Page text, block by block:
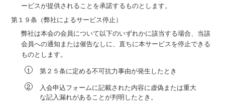
ービスが提供されることを承諾するものとします。
第１９条（弊社によるサービス停止）
弊社は本会の会員について以下のいずれかに該当する場合、当該
会員への通知または催告なしに、直ちに本サービスを停止できる
ものとします。
第２５条に定める不可抗力事由が発生したとき
入会申込フォームに記載された内容に虚偽または重大
な記入漏れがあることが判明したとき。